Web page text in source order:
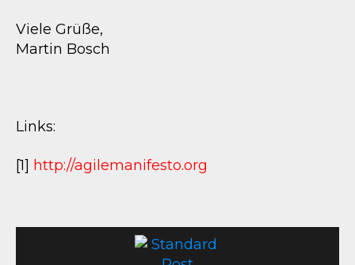
Viele Grüße,
Martin Bosch
Links:
[1] http://agilemanifesto.org